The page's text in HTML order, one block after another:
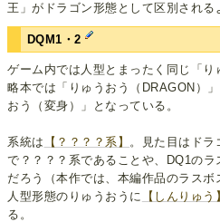
王」がドラゴン形態として区別される
DQM1・2
ゲーム内では人型とまったく同じ「
略本では「りゅうおう（DRAGON）
おう（変身）」となっている。
系統は 【？？？？系】
。見た目はドラ
で？？？？系であることや、DQ1の
だろう（本作では、本編作品のラスボ
人型形態のりゅうおうに
【しんりゅう】
る。